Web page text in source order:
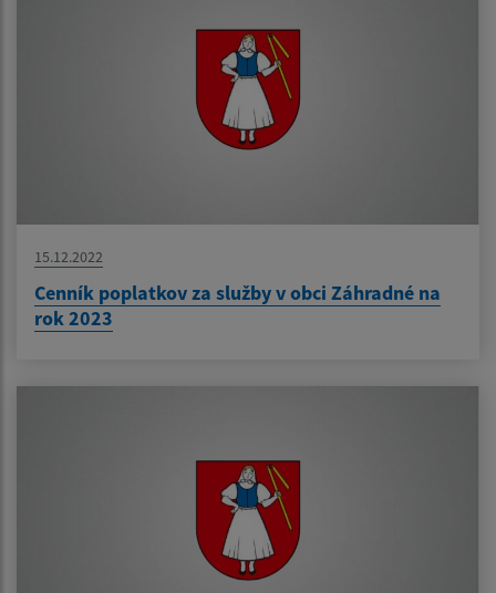
15.12.2022
Cenník poplatkov za služby v obci Záhradné na
rok 2023